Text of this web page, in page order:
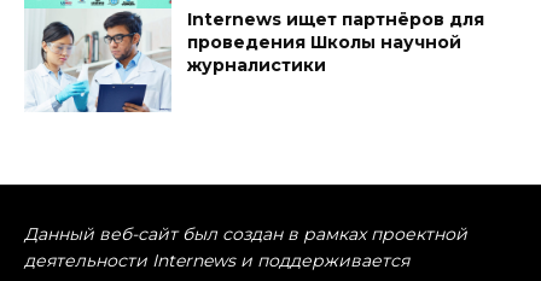
Internews ищет партнёров для
проведения Школы научной
журналистики
Данный веб-сайт был создан в рамках проектной
деятельности Internews и поддерживается